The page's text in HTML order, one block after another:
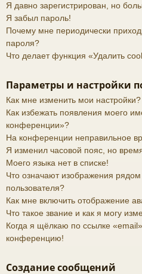
Я давно зарегистрирован, но
Я забыл пароль!
Почему мне периодически
пароля?
Что делает функция «Удалить
Параметры и настройки
Как мне изменить мои настройки?
Как избежать появления моего
конференции»?
На конференции неправильное
Я изменил часовой пояс, но
Моего языка нет в списке!
Что означают изображения
пользователя?
Как мне включить отображение
Что такое звание и как я могу
Когда я щёлкаю по ссылке
конференцию!
Создание сообщений